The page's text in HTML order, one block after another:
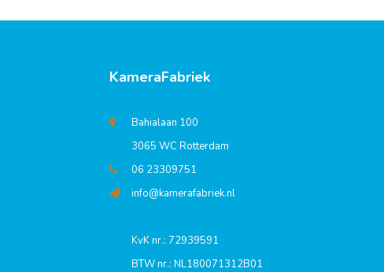
KameraFabriek
Bahialaan 100
3065 WC Rotterdam
06 23309751
info@kamerafabriek.nl
KvK nr.: 72939591
BTW nr.: NL180071312B01